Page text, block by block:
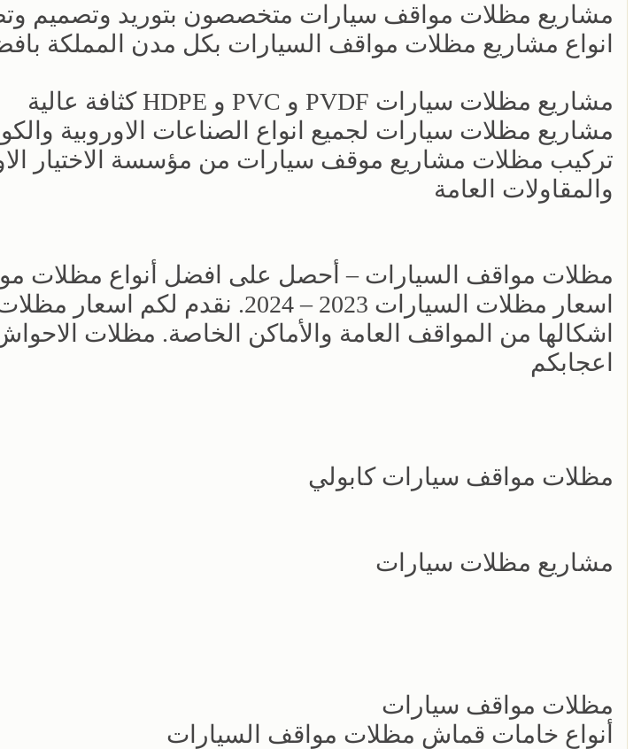
مشاريع مظلات مواقف سيارات متخصصون بتوريد وتصميم
انواع مشاريع مظلات مواقف السيارات بكل مدن المملكة
مشاريع مظلات سيارات PVDF و PVC و HDPE كثافة عالية
مشاريع مظلات سيارات لجميع انواع الصناعات الاوروبية
تركيب مظلات مشاريع موقف سيارات من مؤسسة الاختيار
والمقاولات العامة
مظلات مواقف السيارات – أحصل على افضل أنواع مظلات
اسعار مظلات السيارات 2023 – 2024. نقدم
اشكالها من المواقف العامة والأماكن الخاصة. مظلات
اعجابكم
مظلات مواقف سيارات كابولي
مشاريع مظلات سيارات
مظلات مواقف سيارات
أنواع خامات قماش مظلات مواقف السيارات